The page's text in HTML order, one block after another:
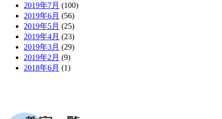
2019年7月 (100)
2019年6月 (56)
2019年5月 (25)
2019年4月 (23)
2019年3月 (29)
2019年2月 (9)
2018年6月 (1)